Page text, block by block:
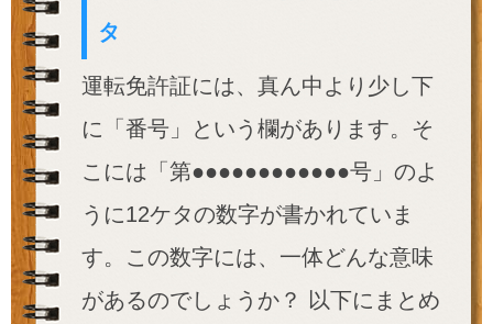
タ
運転免許証には、真ん中より少し下
に「番号」という欄があります。そ
こには「第●●●●●●●●●●●●号」のよ
うに12ケタの数字が書かれていま
す。この数字には、一体どんな意味
があるのでしょうか？ 以下にまとめ